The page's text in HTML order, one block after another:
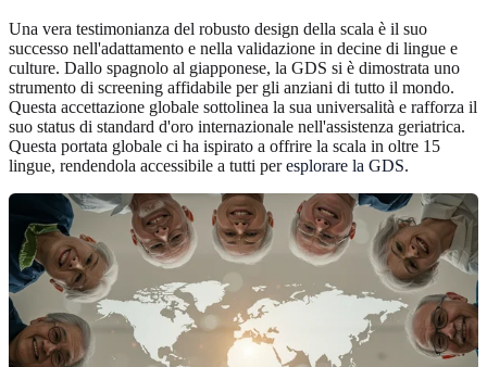
Una vera testimonianza del robusto design della scala è il suo
successo nell'adattamento e nella validazione in decine di lingue e
culture. Dallo spagnolo al giapponese, la GDS si è dimostrata uno
strumento di screening affidabile per gli anziani di tutto il mondo.
Questa accettazione globale sottolinea la sua universalità e rafforza il
suo status di standard d'oro internazionale nell'assistenza geriatrica.
Questa portata globale ci ha ispirato a offrire la scala in oltre 15
lingue, rendendola accessibile a tutti peresplorare la GDS.